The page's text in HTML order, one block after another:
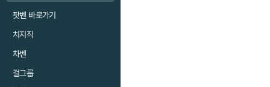
팟벤 바로가기
치지직
차벤
걸그룹